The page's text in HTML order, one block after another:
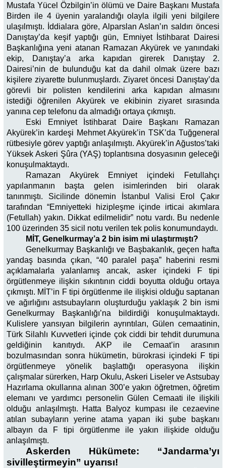
Mustafa Yücel Özbilgin’in ölümü ve Daire Başkanı Mustafa
Birden ile 4 üyenin yaralandığı olayla ilgili yeni bilgilere
ulaşılmıştı. İddialara göre, Alparslan Aslan’ın saldırı öncesi
Danıştay’da keşif yaptığı gün, Emniyet İstihbarat Dairesi
Başkanlığına yeni atanan Ramazan Akyürek ve yanındaki
ekip, Danıştay’a arka kapıdan girerek Danıştay 2.
Dairesi’nin de bulunduğu kat da dahil olmak üzere bazı
kişilere ziyarette bulunmuşlardı. Ziyaret öncesi Danıştay’da
görevli bir polisten kendilerini arka kapıdan almasını
istediği öğrenilen Akyürek ve ekibinin ziyaret sırasında
yanına cep telefonu da almadığı ortaya çıkmıştı.
Eski Emniyet İstihbarat Daire Başkanı Ramazan
Akyürek’in kardeşi Mehmet Akyürek’in TSK’da Tuğgeneral
rütbesiyle görev yaptığı anlaşılmıştı. Akyürek’in Ağustos’taki
Yüksek Askeri Şûra (YAŞ) toplantısına dosyasının geleceği
konuşulmaktaydı.
Ramazan Akyürek Emniyet içindeki Fetullahçı
yapılanmanın başta gelen isimlerinden biri olarak
tanınmıştı. Sicilinde dönemin İstanbul Valisi Erol Çakır
tarafından “Emniyetteki hizipleşme içinde irticai akımlara
(Fetullah) yakın. Dikkat edilmelidir” notu vardı. Bu nedenle
100 üzerinden 35 sicil notu verilen tek polis konumundaydı.
MİT, Genelkurmay’a 2 bin isim mi ulaştırmıştı?
Genelkurmay Başkanlığı ve Başbakanlık, geçen hafta
yandaş basında çıkan, “40 paralel paşa” haberini resmi
açıklamalarla yalanlamış ancak, asker içindeki F tipi
örgütlenmeye ilişkin sıkıntının ciddi boyutta olduğu ortaya
çıkmıştı. MİT’in F tipi örgütlenme ile ilişkisi olduğu saptanan
ve ağırlığını astsubayların oluşturduğu yaklaşık 2 bin ismi
Genelkurmay Başkanlığı’na bildirdiği konuşulmaktaydı.
Kulislere yansıyan bilgilerin ayrıntıları, Gülen cemaatinin,
Türk Silahlı Kuvvetleri içinde çok ciddi bir tehdit durumuna
geldiğinin kanıtıydı. AKP ile Cemaat’in arasının
bozulmasından sonra hükümetin, bürokrasi içindeki F tipi
örgütlenmeye yönelik başlattığı operasyona ilişkin
çalışmalar sürerken, Harp Okulu, Askeri Liseler ve Astsubay
Hazırlama okullarına alınan 300’e yakın öğretmen, öğretim
elemanı ve yardımcı personelin Gülen Cemaati ile ilişkili
olduğu anlaşılmıştı. Hatta Balyoz kumpası ile cezaevine
atılan subayların yerine atama yapan iki şube başkanı
albayın da F tipi örgütlenme ile yakın ilişkide olduğu
anlaşılmıştı.
Askerden Hükümete: “Jandarma’yı
sivilleştirmeyin” uyarısı!